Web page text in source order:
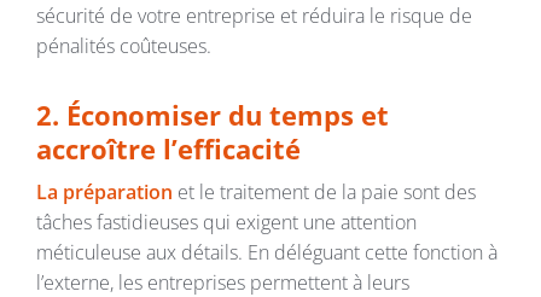
sécurité de votre entreprise et réduira le risque de
pénalités coûteuses.
2. Économiser du temps et
accroître l’efficacité
La préparation et le traitement de la paie sont des
tâches fastidieuses qui exigent une attention
méticuleuse aux détails. En déléguant cette fonction à
l’externe, les entreprises permettent à leurs